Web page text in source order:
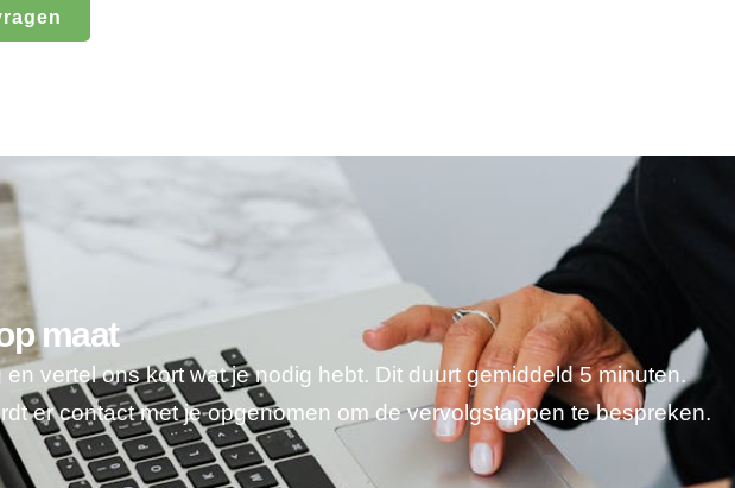
maat
en vertel ons kort wat je nodig hebt. Dit duurt gemiddeld 5 minuten.
er contact met je opgenomen om de vervolgstappen te bespreken.